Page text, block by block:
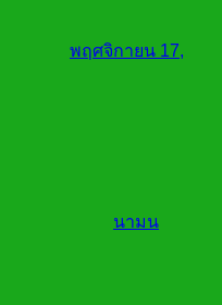
พฤศจิกายน 17,
นามน